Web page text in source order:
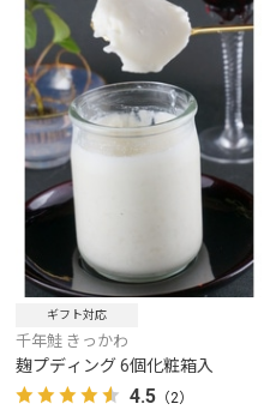
ギフト対応
千年鮭 きっかわ
麹プディング 6個化粧箱入
4.5 （2）